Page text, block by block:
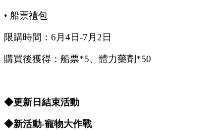
• 船票禮包
限購時間： 6月 4日-7月 2 日
購買後獲得：船票*5、體力藥劑*50
◆更新日結束活動
◆新活動-寵物大作戰